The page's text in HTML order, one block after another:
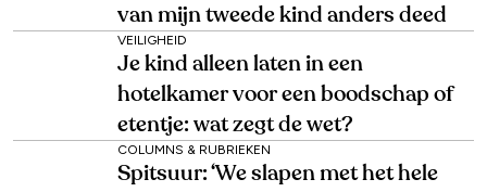
van mijn tweede kind anders deed
VEILIGHEID
Je kind alleen laten in een
hotelkamer voor een boodschap of
etentje: wat zegt de wet?
COLUMNS & RUBRIEKEN
Spitsuur: ‘We slapen met het hele